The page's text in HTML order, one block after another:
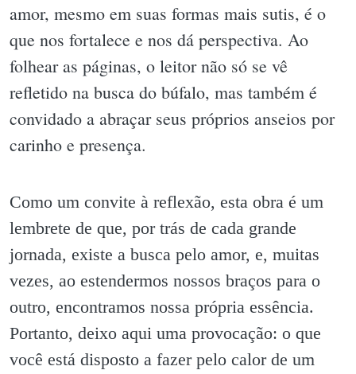
amor, mesmo em suas formas mais sutis, é o
que nos fortalece e nos dá perspectiva. Ao
folhear as páginas, o leitor não só se vê
refletido na busca do búfalo, mas também é
convidado a abraçar seus próprios anseios por
carinho e presença.
Como um convite à reflexão, esta obra é um
lembrete de que, por trás de cada grande
jornada, existe a busca pelo amor, e, muitas
vezes, ao estendermos nossos braços para o
outro, encontramos nossa própria essência.
Portanto, deixo aqui uma provocação: o que
você está disposto a fazer pelo calor de um